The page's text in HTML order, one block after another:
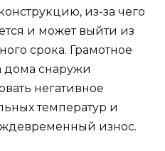
из-за чего
и может выйти из
срока. Грамотное
дома снаружи
негативное
температур и
износ.